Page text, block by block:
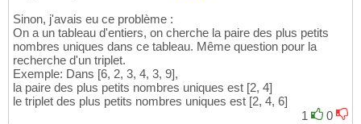
Sinon, j'avais eu ce problème :
On a un tableau d'entiers, on cherche la paire des plus petits
nombres uniques dans ce tableau. Même question pour la
recherche d'un triplet.
Exemple: Dans [6, 2, 3, 4, 3, 9],
la paire des plus petits nombres uniques est [2, 4]
le triplet des plus petits nombres uniques est [2, 4, 6]
1
0